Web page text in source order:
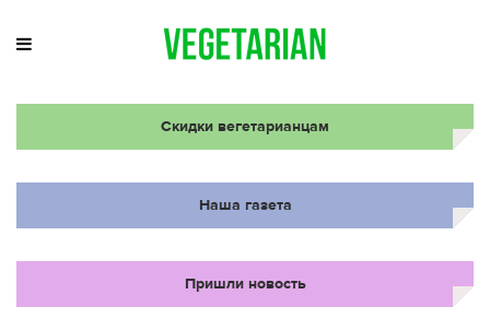
Скидки вегетарианцам
Наша газета
Пришли новость